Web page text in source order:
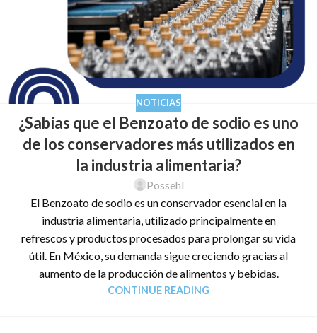
NOTICIAS
¿Sabías que el Benzoato de sodio es uno
de los conservadores más utilizados en
la industria alimentaria?
Possehl
El Benzoato de sodio es un conservador esencial en la
industria alimentaria, utilizado principalmente en
refrescos y productos procesados para prolongar su vida
útil. En México, su demanda sigue creciendo gracias al
aumento de la producción de alimentos y bebidas.
CONTINUE READING